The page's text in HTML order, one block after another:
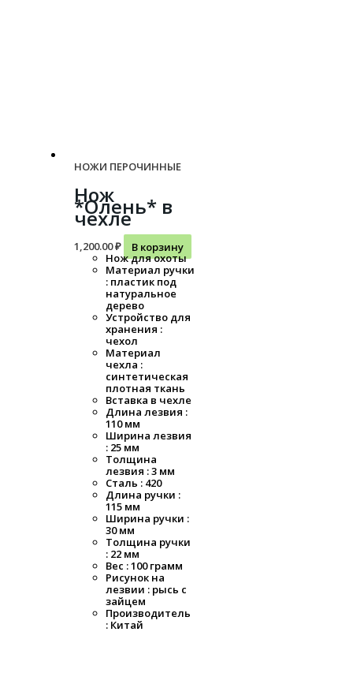
НОЖИ ПЕРОЧИННЫЕ
Нож
*Олень* в
чехле
1,200.00₽
В корзину
Нож для охоты
Материал ручки
: пластик под
натуральное
дерево
Устройство для
хранения :
чехол
Материал
чехла :
синтетическая
плотная ткань
Вставка в чехле
Длина лезвия :
110 мм
Ширина лезвия
: 25 мм
Толщина
лезвия : 3 мм
Сталь : 420
Длина ручки :
115 мм
Ширина ручки :
30 мм
Толщина ручки
: 22 мм
Вес : 100 грамм
Рисунок на
лезвии : рысь с
зайцем
Производитель
: Китай